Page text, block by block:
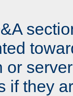
or
if they